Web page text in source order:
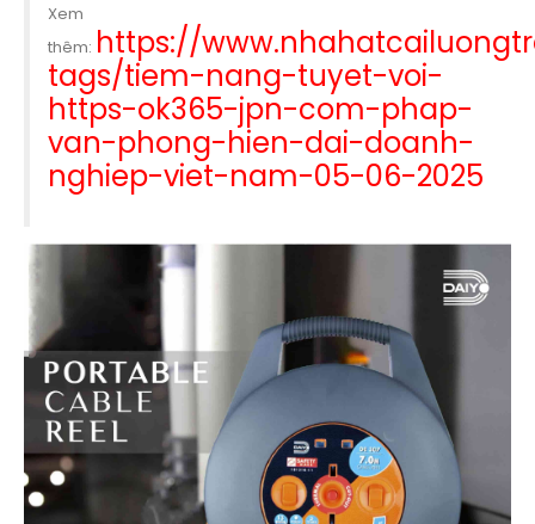
Xem
thêm: https://
tags/tiem-nang-tuyet-voi-
https-ok365-jpn-com-phap-
van-phong-hien-dai-doanh-
nghiep-viet-nam-05-06-2025